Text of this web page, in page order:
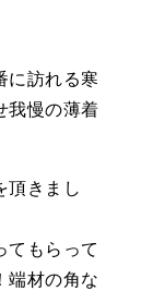
に訪れる寒
我慢の薄着
頂きまし
てもらって
端材の角な